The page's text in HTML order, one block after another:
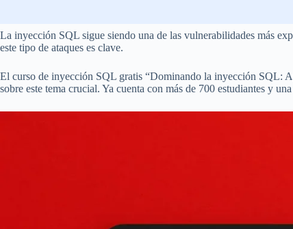
La inyección SQL sigue siendo una de las vulnerabilidades más
este tipo de ataques es clave.
El curso de inyección SQL gratis “Dominando la inyección SQL:
sobre este tema crucial. Ya cuenta con más de 700 estudiantes y